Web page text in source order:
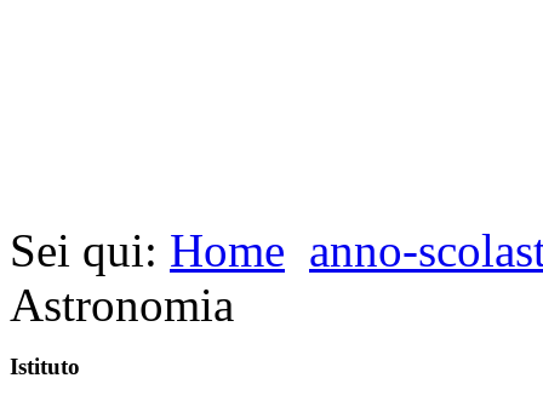
Sei qui: Home anno-
Astronomia
Istituto